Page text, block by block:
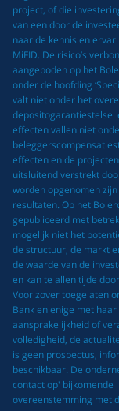
project, of die
van een door de
naar de kennis en
MiFID. De risico’s
aangeboden op het
onder de hoofding
valt niet onder het
depositogarantiestelsel
effecten vallen niet
effecten en de
uitsluitend verstrekt
worden opgenomen
resultaten. Op het
gepubliceerd met
mogelijk niet het
de structuur, de markt
de waarde van de
en kan te allen tijde
Voor zover toegelaten
Bank en enige met
aansprakelijkheid of
volledigheid, de
is geen prospectus,
beschikbaar. De
contact op' bijkomende
overeenstemming met